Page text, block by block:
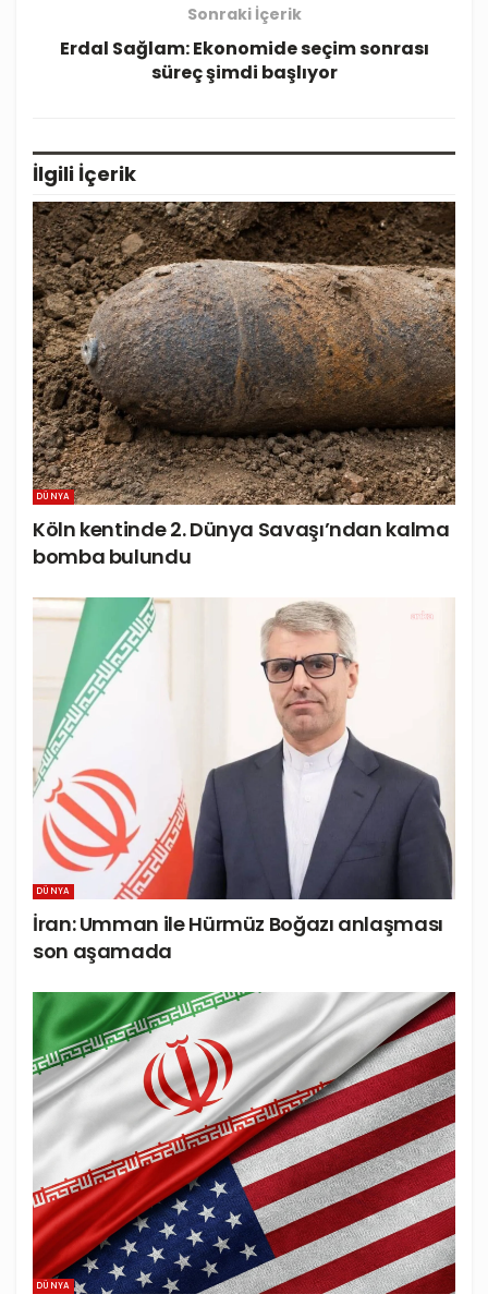
Sonraki İçerik
Erdal Sağlam: Ekonomide seçim sonrası
süreç şimdi başlıyor
İlgili İçerik
DÜNYA
Köln kentinde 2. Dünya Savaşı’ndan kalma
bomba bulundu
DÜNYA
İran: Umman ile Hürmüz Boğazı anlaşması
son aşamada
DÜNYA